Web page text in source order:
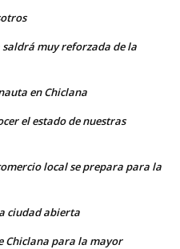
saldrá muy reforzada de la
en Chiclana
el estado de nuestras
local se prepara para la
ciudad abierta
Chiclana para la mayor